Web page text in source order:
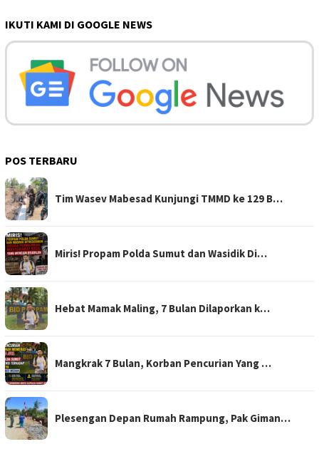
IKUTI KAMI DI GOOGLE NEWS
POS TERBARU
Tim Wasev Mabesad Kunjungi TMMD ke 129 B…
Miris! Propam Polda Sumut dan Wasidik Di…
Hebat Mamak Maling, 7 Bulan Dilaporkan k…
Mangkrak 7 Bulan, Korban Pencurian Yang …
Plesengan Depan Rumah Rampung, Pak Giman…